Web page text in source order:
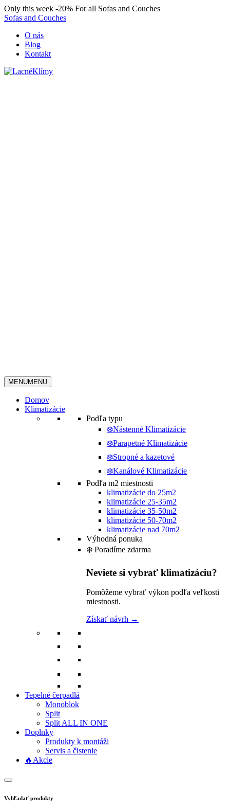
Only this week -20% For all Sofas and Couches
Sofas and Couches
O nás
Blog
Kontakt
MENUMENU
Domov
Klimatizácie
Podľa typu
❄️Nástenné Klimatizácie
❄️Parapetné Klimatizácie
❄️Stropné a kazetové
❄️Kanálové Klimatizácie
Podľa m2 miestnosti
klimatizácie do 25m2
klimatizácie 25-35m2
klimatizácie 35-50m2
klimatizácie 50-70m2
klimatizácie nad 70m2
Výhodná ponuka
❄️ Poradíme zdarma
Neviete si vybrať klimatizáciu?
Pomôžeme vybrať výkon podľa veľkosti
miestnosti.
Získať návrh →
Tepelné čerpadlá
Monoblok
Split
Split ALL IN ONE
Doplnky
Produkty k montáži
Servis a čistenie
🔥Akcie
Vyhľadať produkty